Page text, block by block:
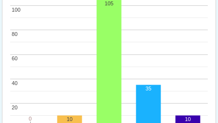
20
20
40
40
60
60
80
80
100
100
0
0 10
105
35
10